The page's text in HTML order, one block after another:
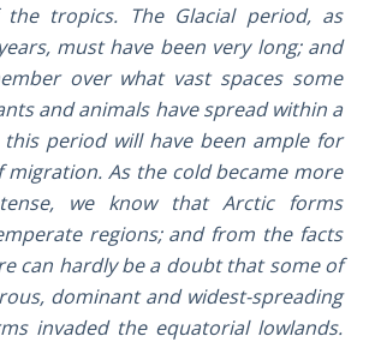
tropics. The Glacial period, as
must have been very long; and
over what vast spaces some
and animals have spread within a
this period will have been ample for
migration. As the cold became more
we know that Arctic forms
regions; and from the facts
can hardly be a doubt that some of
dominant and widest-spreading
invaded the equatorial lowlands.